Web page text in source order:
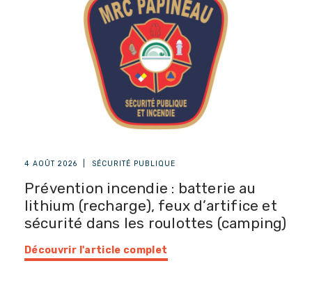
4 AOÛT 2026 SÉCURITÉ PUBLIQUE
Prévention incendie : batterie au
lithium (recharge), feux d’artifice et
sécurité dans les roulottes (camping)
Découvrir l'article complet